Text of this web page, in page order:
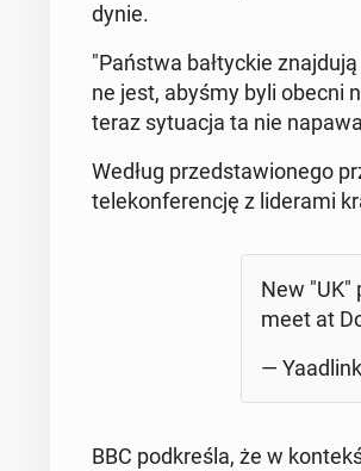
dy­nie.
"Państwa bał­tyc­kie
ne jest, abyśmy byli obecni
teraz sy­tu­acja ta nie
Według przed­sta­wio­ne­go
te­le­kon­fe­ren­cję z li­de­ra­mi
New "UK"
meet at
—
BBC pod­kre­śla, że w